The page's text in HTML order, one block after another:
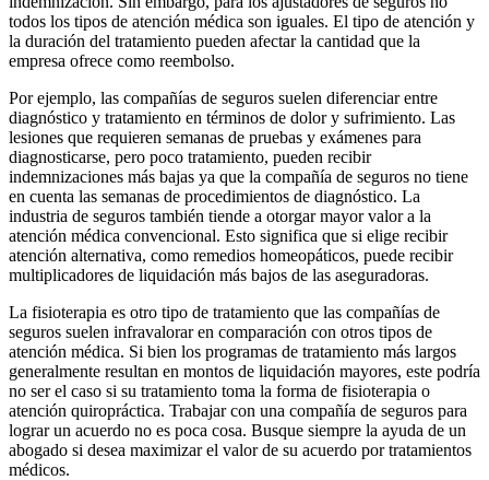
todos los tipos de atención médica son iguales. El tipo de atención y
la duración del tratamiento pueden afectar la cantidad que la
empresa ofrece como reembolso.
Por ejemplo, las compañías de seguros suelen diferenciar entre
diagnóstico y tratamiento en términos de dolor y sufrimiento. Las
lesiones que requieren semanas de pruebas y exámenes para
diagnosticarse, pero poco tratamiento, pueden recibir
indemnizaciones más bajas ya que la compañía de seguros no tiene
en cuenta las semanas de procedimientos de diagnóstico. La
industria de seguros también tiende a otorgar mayor valor a la
atención médica convencional. Esto significa que si elige recibir
atención alternativa, como remedios homeopáticos, puede recibir
multiplicadores de liquidación más bajos de las aseguradoras.
La fisioterapia es otro tipo de tratamiento que las compañías de
seguros suelen infravalorar en comparación con otros tipos de
atención médica. Si bien los programas de tratamiento más largos
generalmente resultan en montos de liquidación mayores, este podría
no ser el caso si su tratamiento toma la forma de fisioterapia o
atención quiropráctica. Trabajar con una compañía de seguros para
lograr un acuerdo no es poca cosa. Busque siempre la ayuda de un
abogado si desea maximizar el valor de su acuerdo por tratamientos
médicos.